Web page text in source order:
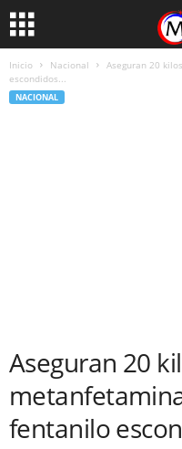
Inicio Nacional
Aseguran 20
escondidos...
NACIONAL
Aseguran 20
fentanilo